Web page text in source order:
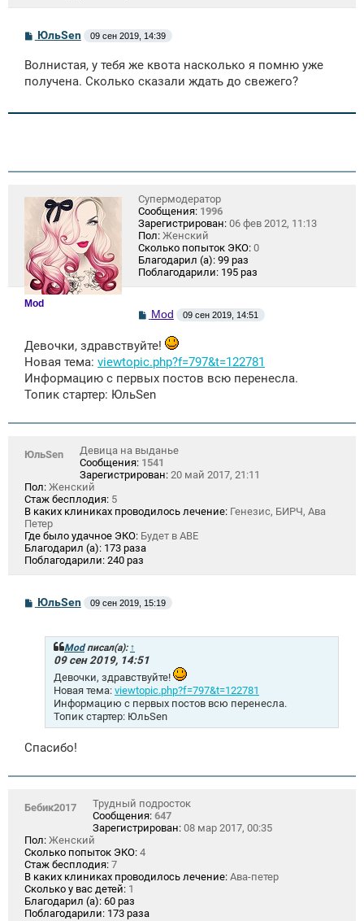
С
б
щ
и
ЮльSen 09 сен 2019, 14:39
Волнистая, у тебя же квота насколько я помню уже
получена. Сколько сказали ждать до свежего?
Mod
Супермодератор
Сообщения: 1996
Зарегистрирован: 06 фев 2012, 11:13
Пол: Женский
Сколько попыток ЭКО: 0
Благодарил (а): 99 раз
Поблагодарили: 195 раз
С
б
щ
е
н
и
Mod 09 сен 2019, 14:51
Девочки, здравствуйте!
Новая тема: viewtopic.php?f=797&t=122781
Информацию с первых постов всю перенесла.
Топик стартер: ЮльSen
ЮльSen
Девица на выданье
Сообщения: 1541
Зарегистрирован: 20 май 2017, 21:11
Пол: Женский
Стаж бесплодия: 5
В каких клиниках проводилось лечение: Генезис, БИРЧ, Ава
Петер
Где было удачное ЭКО: Будет в АВЕ
Благодарил (а): 173 раза
Поблагодарили: 240 раз
СЮльSen 09 сен 2019, 15:19
Modписал(а): ↑
09 сен 2019, 14:51
Девочки, здравствуйте!
Новая тема: viewtopic.php?f=797&t=122781
Информацию с первых постов всю перенесла.
Топик стартер: ЮльSen
Спасибо!
Бебик2017
Трудный подросток
Сообщения: 647
Зарегистрирован: 08 мар 2017, 00:35
Пол: Женский
Сколько попыток ЭКО: 4
Стаж бесплодия: 7
В каких клиниках проводилось лечение: Ава-петер
Сколько у вас детей: 1
Благодарил (а): 60 раз
Поблагодарили: 173 раза